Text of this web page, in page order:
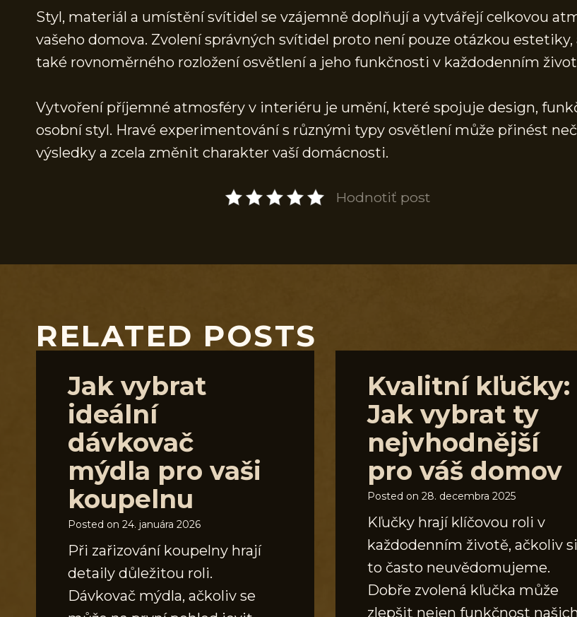
Styl, materiál a umístění svítidel se vzájemně doplňují a vytvářejí celkovou
vašeho domova. Zvolení správných svítidel proto není pouze otázkou estetiky,
také rovnoměrného rozložení osvětlení a jeho funkčnosti v každodenním
Vytvoření příjemné atmosféry v interiéru je umění, které spojuje design,
osobní styl. Hravé experimentování s různými typy osvětlení může přinést
výsledky a zcela změnit charakter vaší domácnosti.
Hodnotiť post
RELATED POSTS
Jak vybrat
ideální
dávkovač
mýdla pro vaši
koupelnu
Posted on 24. januára 2026
Při zařizování koupelny hrají
detaily důležitou roli.
Dávkovač mýdla, ačkoliv se
Kvalitní kľučky:
Jak vybrat ty
nejvhodnější
pro váš domov
Posted on 28. decembra 2025
Kľučky hrají klíčovou roli v
každodenním životě, ačkoliv si
to často neuvědomujeme.
Dobře zvolená kľučka může
zlepšit nejen funkčnost